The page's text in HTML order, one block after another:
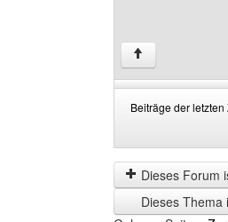
↑
Beiträge der
der
letzten
Zeit
anzeigen
by
Dieses Forum
Dieses